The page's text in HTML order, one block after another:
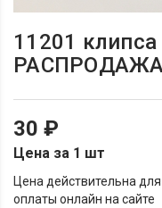
11201
РАСПРОДАЖА
30 ₽
Цена за 1 шт
Цена действительна
оплаты онлайн на сайте